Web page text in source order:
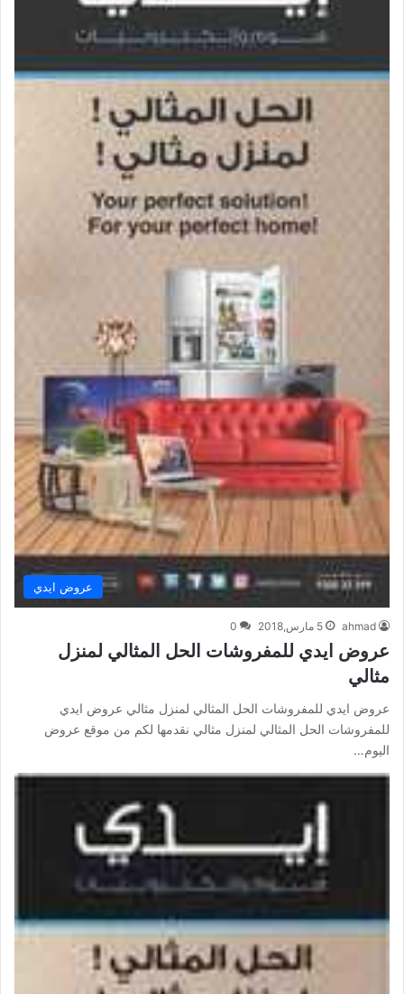
عروض ايدي
ahmad 5 مارس,2018 0
عروض ايدي للمفروشات الحل المثالي لمنزل
مثالي
عروض ايدي للمفروشات الحل المثالي لمنزل مثالي عروض ايدي
للمفروشات الحل المثالي لمنزل مثالي نقدمها لكم من موقع عروض
اليوم…